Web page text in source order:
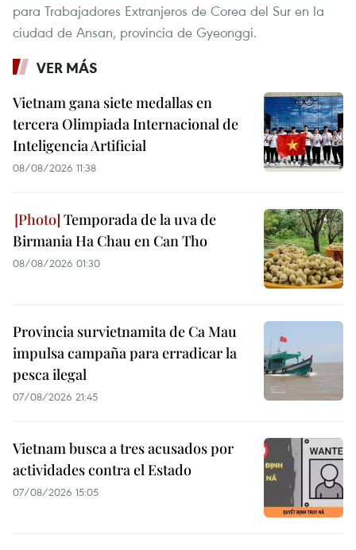
para Trabajadores Extranjeros de Corea del Sur en la
ciudad de Ansan, provincia de Gyeonggi.
VER MÁS
Vietnam gana siete medallas en
tercera Olimpiada Internacional de
Inteligencia Artificial
08/08/2026 11:38
Temporada de la uva de
Birmania Ha Chau en Can Tho
08/08/2026 01:30
Provincia survietnamita de Ca Mau
impulsa campaña para erradicar la
pesca ilegal
07/08/2026 21:45
Vietnam busca a tres acusados por
actividades contra el Estado
07/08/2026 15:05